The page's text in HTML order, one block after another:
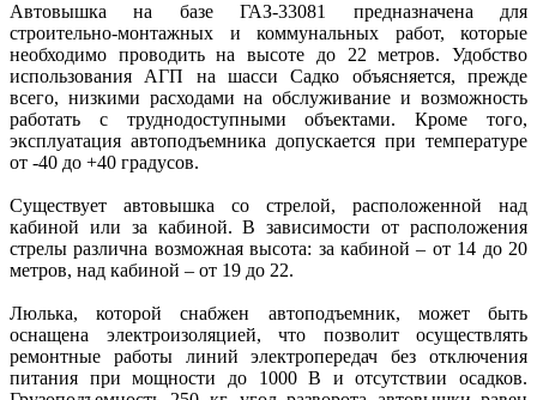
Автовышка на базе ГАЗ-33081 предназначена для
строительно-монтажных и коммунальных работ, которые
необходимо проводить на высоте до 22 метров. Удобство
использования АГП на шасси Садко объясняется, прежде
всего, низкими расходами на обслуживание и возможность
работать с труднодоступными объектами. Кроме того,
эксплуатация автоподъемника допускается при температуре
от -40 до +40 градусов.
Существует автовышка со стрелой, расположенной над
кабиной или за кабиной. В зависимости от расположения
стрелы различна возможная высота: за кабиной – от 14 до 20
метров, над кабиной – от 19 до 22.
Люлька, которой снабжен автоподъемник, может быть
оснащена электроизоляцией, что позволит осуществлять
ремонтные работы линий электропередач без отключения
питания при мощности до 1000 В и отсутствии осадков.